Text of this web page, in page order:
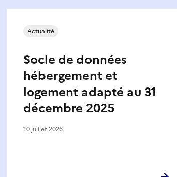
Socle de données
hébergement et
logement adapté au 31
décembre 2025
Actualité
10 juillet 2026